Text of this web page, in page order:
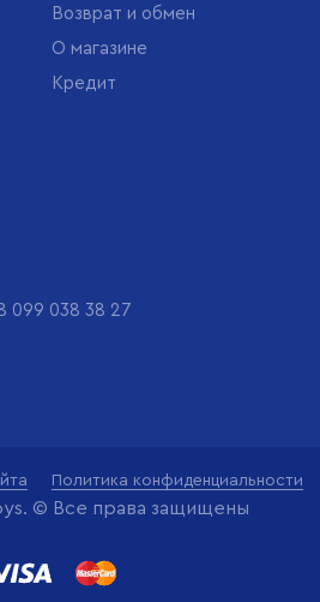
Возврат и обмен
О магазине
Кредит
099 038 38 27
Политика конфиденциальности
© Все права защищены